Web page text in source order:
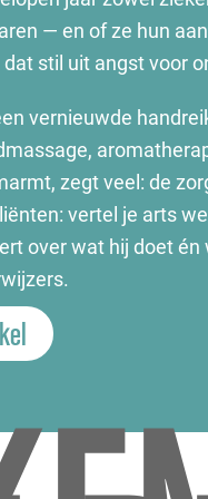
— en of ze hun
stil uit angst voor
vernieuwde
zegt veel: de
vertel je arts
over wat hij doet